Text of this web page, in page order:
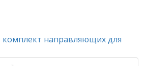
комплект направляющих для